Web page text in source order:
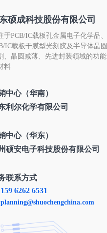
硕成科技股份有限公司
于PCB/IC载板孔金属电子化学品、
IC载板干膜型光刻胶及半导体晶圆
、晶圆减薄、先进封装领域的功能
料
中心（华南）
利尔化学有限公司
中心（华东）
硕安电子科技股份有限公司
联系方式
159 6262 6531
planning@shuochengchina.com